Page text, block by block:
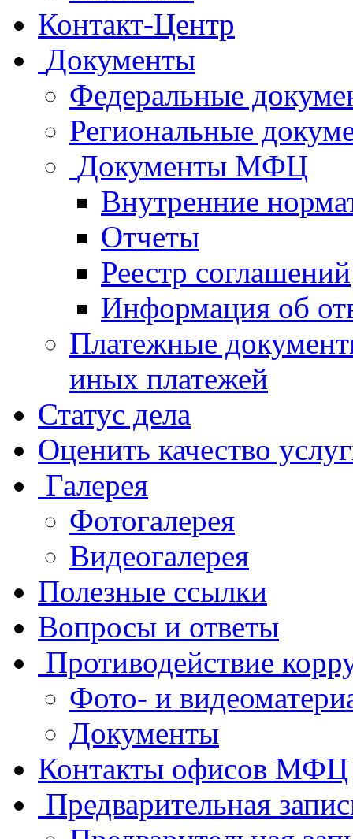
Контакт-Центр
Документы
Федеральные
Региональные
Документы МФЦ
Внутренние
Отчеты
Реестр соглашений
Информация об
Платежные
иных платежей
Статус дела
Оценить качество
Галерея
Фотогалерея
Видеогалерея
Полезные ссылки
Вопросы и ответы
Противодействие
Фото- и
Документы
Контакты офисов МФЦ
Предварительная